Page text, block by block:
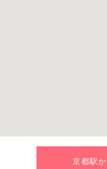
京都駅